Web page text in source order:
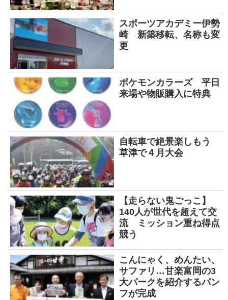
スポーツアカデミー伊勢
崎 新築移転、名称も変
更
ポケモンカラーズ 平日
来場や物販購入に特典
自転車で絶景楽しもう
草津で４月大会
【走らない鬼ごっこ】
140人が世代を超えて交
流 ミッション重ね得点
競う
こんにゃく、めんたい、
サファリ…甘楽富岡の3
大パークを紹介するパン
フが完成